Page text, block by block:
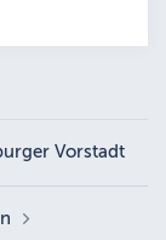
Vorstadt